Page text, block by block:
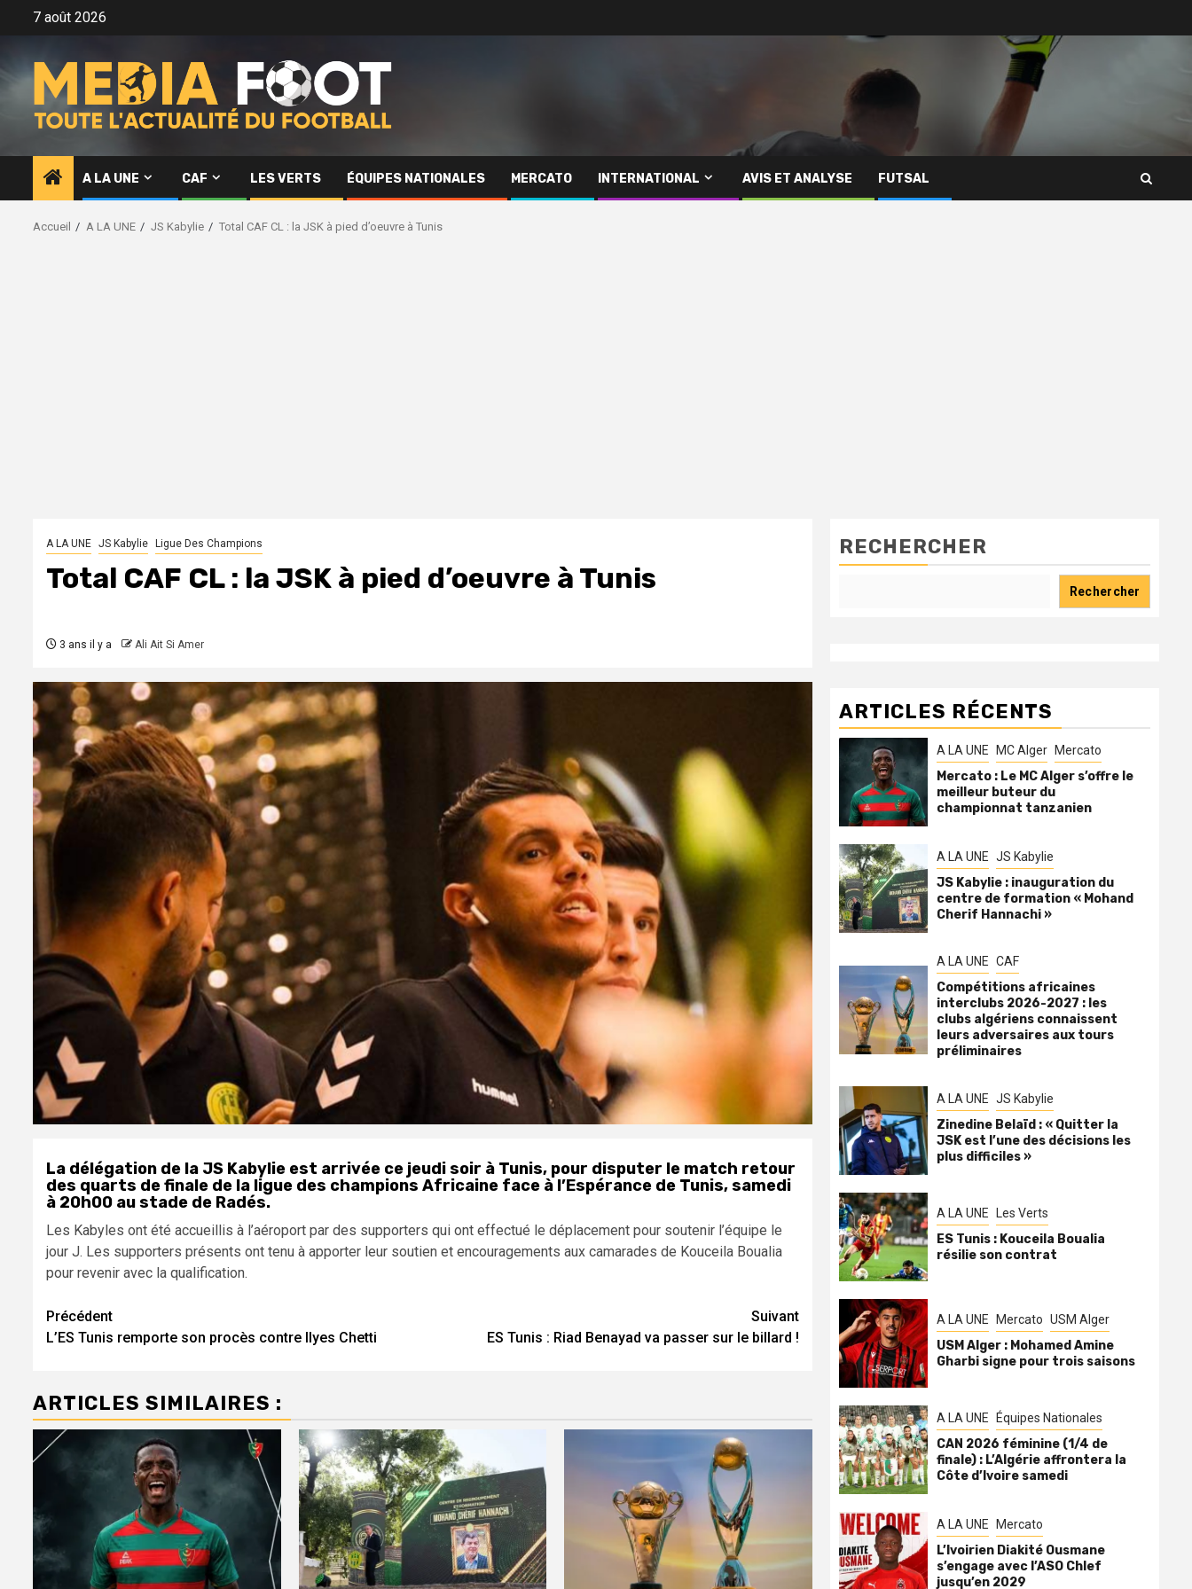
7 août 2026
A LA UNE CAF LES VERTS ÉQUIPES NATIONALES MERCATO INTERNATIONAL AVIS ET ANALYSE FUTSAL
Accueil A LA UNE JS Kabylie Total CAF CL : la JSK à pied d’oeuvre à Tunis
A LA UNE JS Kabylie Ligue Des Champions
Total CAF CL : la JSK à pied d’oeuvre à Tunis
3 ans il y a Ali Ait Si Amer
La délégation de la JS Kabylie est arrivée ce jeudi soir à Tunis, pour disputer le match retour
des quarts de finale de la ligue des champions Africaine face à l’Espérance de Tunis, samedi
à 20h00 au stade de Radés.
Les Kabyles ont été accueillis à l’aéroport par des supporters qui ont effectué le déplacement pour soutenir l’équipe le
jour J. Les supporters présents ont tenu à apporter leur soutien et encouragements aux camarades de Kouceila Boualia
pour revenir avec la qualification.
Navigation
d’article
Précédent
L’ES Tunis remporte son procès contre Ilyes Chetti
Suivant
ES Tunis : Riad Benayad va passer sur le billard !
ARTICLES SIMILAIRES :
RECHERCHER
Rechercher
ARTICLES RÉCENTS
A LA UNE MC Alger Mercato
Mercato : Le MC Alger s’offre le
meilleur buteur du
championnat tanzanien
A LA UNE JS Kabylie
JS Kabylie : inauguration du
centre de formation « Mohand
Cherif Hannachi »
A LA UNE CAF
Compétitions africaines
interclubs 2026-2027 : les
clubs algériens connaissent
leurs adversaires aux tours
préliminaires
A LA UNE JS Kabylie
Zinedine Belaïd : « Quitter la
JSK est l’une des décisions les
plus difficiles »
A LA UNE Les Verts
ES Tunis : Kouceila Boualia
résilie son contrat
A LA UNE Mercato USM Alger
USM Alger : Mohamed Amine
Gharbi signe pour trois saisons
A LA UNE Équipes Nationales
CAN 2026 féminine (1/4 de
finale) : L’Algérie affrontera la
Côte d’Ivoire samedi
A LA UNE Mercato
L’Ivoirien Diakité Ousmane
s’engage avec l’ASO Chlef
jusqu’en 2029